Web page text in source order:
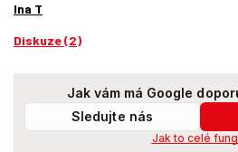
Ina T
Diskuze (2)
Jak vám má Google
Sledujte nás
Jak to celé